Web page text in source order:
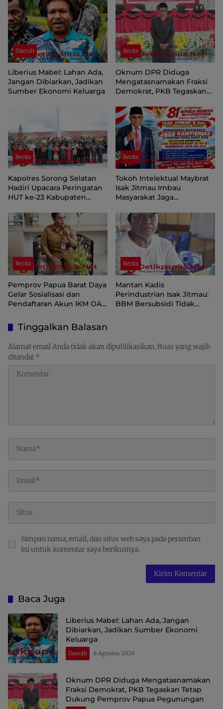
Daerah
Liberius Mabel: Lahan Ada,
Jangan Dibiarkan, Jadikan
Sumber Ekonomi Keluarga
Berita
Oknum DPR Diduga
Mengatasnamakan Fraksi
Demokrat, PKB Tegaskan
Papua Pegunungan
Berita
Kapolres Sorong Selatan
Hadiri Upacara Peringatan
HUT ke-23 Kabupaten
Berita
Tokoh Intelektual Maybrat
Isak Jitmau Imbau
Masyarakat Jaga
81 Kemerdekaan RI
Berita
Pemprov Papua Barat Daya
Gelar Sosialisasi dan
Pendaftaran Akun IKM OAP
Berita
Mantan Kadis
Perindustrian Isak Jitmau:
BBM Bersubsidi Tidak
Tinggalkan Balasan
Alamat email Anda tidak akan dipublikasikan.Ruas yang wajib
ditandai *
Simpan nama, email, dan situs web saya pada peramban
ini untuk komentar saya berikutnya.
Baca Juga
Liberius Mabel: Lahan Ada, Jangan
Dibiarkan, Jadikan Sumber Ekonomi
Keluarga
Daerah 8 Agustus 2026
Oknum DPR Diduga Mengatasnamakan
Fraksi Demokrat, PKB Tegaskan Tetap
Dukung Pemprov Papua Pegunungan